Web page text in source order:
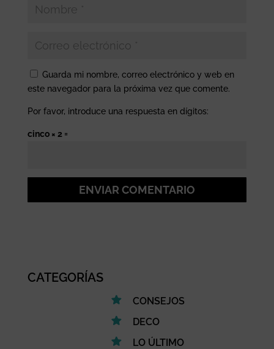
Guarda mi nombre, correo electrónico y web en
este navegador para la próxima vez que comente.
Por favor, introduce una respuesta en dígitos:
cinco × 2 =
ENVIAR COMENTARIO
CATEGORÍAS
CONSEJOS
DECO
LO ÚLTIMO